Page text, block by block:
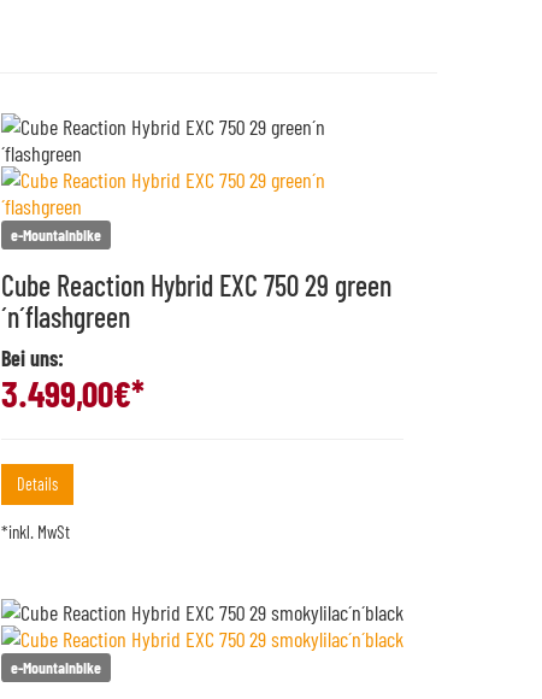
e-Mountainbike
Cube Reaction Hybrid EXC 750 29 green
´n´flashgreen
Bei uns:
3.499,00€*
Details
*inkl. MwSt
e-Mountainbike